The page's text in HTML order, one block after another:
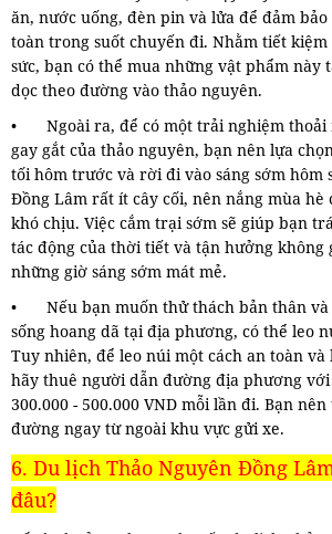
ăn, nước uống, đèn pin và lửa để đảm
toàn trong suốt chuyến đi. Nhằm tiết
sức, bạn có thể mua những vật phẩm này
dọc theo đường vào thảo nguyên.
•
Ngoài ra, để có một trải nghiệm
gay gắt của thảo nguyên, bạn nên lựa
tối hôm trước và rời đi vào sáng sớm hôm
Đồng Lâm rất ít cây cối, nên nắng mùa hè
khó chịu. Việc cắm trại sớm sẽ giúp bạn
tác động của thời tiết và tận hưởng
những giờ sáng sớm mát mẻ.
•
Nếu bạn muốn thử thách bản thân
sống hoang dã tại địa phương, có thể leo
Tuy nhiên, để leo núi một cách an toàn
hãy thuê người dẫn đường địa phương
300.000 - 500.000 VND mỗi lần đi. Bạn
đường ngay từ ngoài khu vực gửi xe.
6. Du lịch Thảo Nguyên Đồng
đâu?